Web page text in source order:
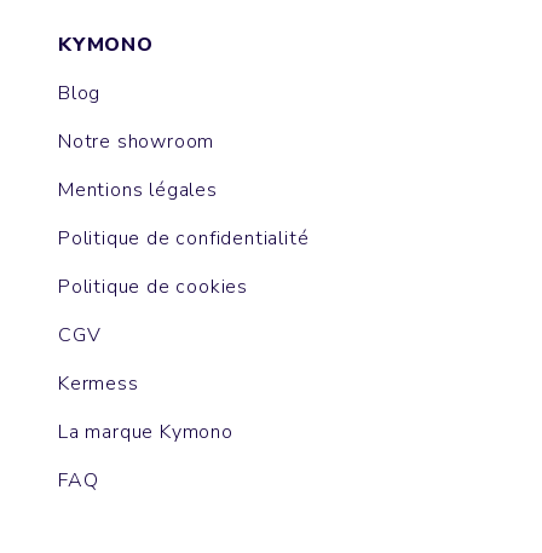
KYMONO
Blog
Notre showroom
Mentions légales
Politique de confidentialité
Politique de cookies
CGV
Kermess
La marque Kymono
FAQ